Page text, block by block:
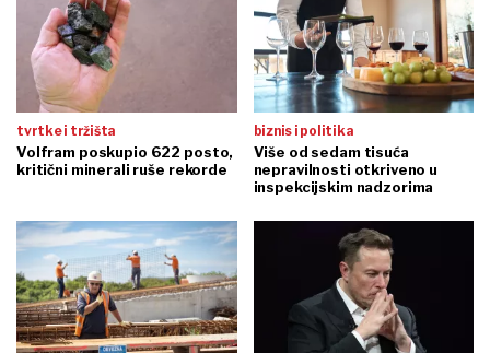
tvrtke i tržišta
Volfram poskupio 622 posto,
kritični minerali ruše rekorde
biznis i politika
Više od sedam tisuća
nepravilnosti otkriveno u
inspekcijskim nadzorima